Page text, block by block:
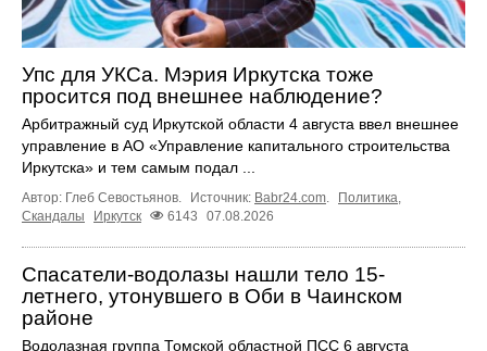
Упс для УКСа. Мэрия Иркутска тоже
просится под внешнее наблюдение?
Арбитражный суд Иркутской области 4 августа ввел внешнее
управление в АО «Управление капитального строительства
Иркутска» и тем самым подал ...
Автор: Глеб Севостьянов. Источник: Babr24.com Политика
Скандалы
Иркутск 6143 07.08.2026
Спасатели-водолазы нашли тело 15-
летнего, утонувшего в Оби в Чаинском
районе
Водолазная группа Томской областной ПСС 6 августа